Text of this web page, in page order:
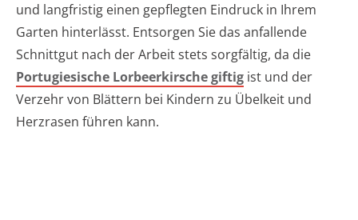
und langfristig einen gepflegten Eindruck in Ihrem
Garten hinterlässt. Entsorgen Sie das anfallende
Schnittgut nach der Arbeit stets sorgfältig, da die
Portugiesische Lorbeerkirsche giftig ist und der
Verzehr von Blättern bei Kindern zu Übelkeit und
Herzrasen führen kann.